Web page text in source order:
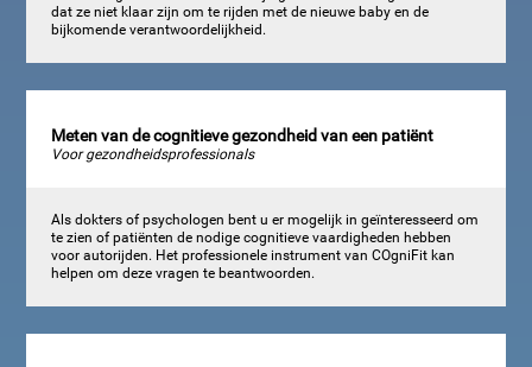
dat ze niet klaar zijn om te rijden met de nieuwe baby en de
bijkomende verantwoordelijkheid.
Meten van de cognitieve gezondheid van een patiënt
Voor gezondheidsprofessionals
Als dokters of psychologen bent u er mogelijk in geïnteresseerd om
te zien of patiënten de nodige cognitieve vaardigheden hebben
voor autorijden. Het professionele instrument van COgniFit kan
helpen om deze vragen te beantwoorden.